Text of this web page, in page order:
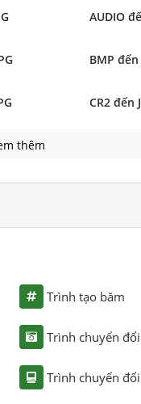
AUDIO
BMP đến
CR2 đến
thêm
Trình tạo băm
Trình chuyển
Trình chuyển